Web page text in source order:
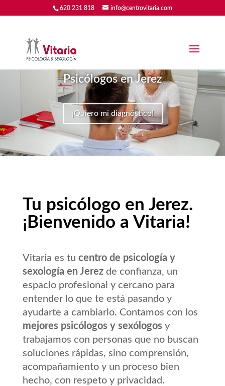
620 231 818 info@centrovitaria.com
Psicólogos en Jerez
¡Quiero mi diagnóstico!
Tu psicólogo en Jerez.
¡Bienvenido a Vitaria!
Vitaria es tu centro de psicología y
sexología en Jerezde confianza, un
espacio profesional y cercano para
entender lo que te está pasando y
ayudarte a cambiarlo. Contamos con los
mejores psicólogos y sexólogos y
trabajamos con personas que no buscan
soluciones rápidas, sino comprensión,
acompañamiento y un proceso bien
hecho, con respeto y privacidad.